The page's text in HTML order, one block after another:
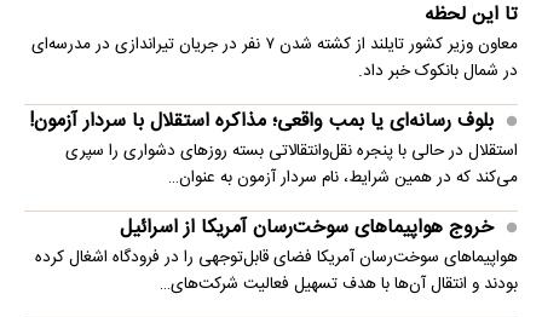
تا این لحظه
معاون وزیر کشور تایلند از کشته شدن ۷ نفر در جریان تیراندازی در مدرسه‌ای
در شمال بانکوک خبر داد.
بلوف رسانه‌ای یا بمب واقعی؛ مذاکره استقلال با سردار آزمون!
استقلال در حالی با پنجره نقل‌وانتقالاتی بسته روزهای دشواری را سپری
می‌کند که در همین شرایط، نام سردار آزمون به عنوان…
خروج هواپیماهای سوخت‌رسان آمریکا از اسرائیل
هواپیماهای سوخت‌رسان آمریکا فضای قابل‌توجهی را در فرودگاه اشغال کرده
بودند و انتقال آن‌ها با هدف تسهیل فعالیت شرکت‌های…